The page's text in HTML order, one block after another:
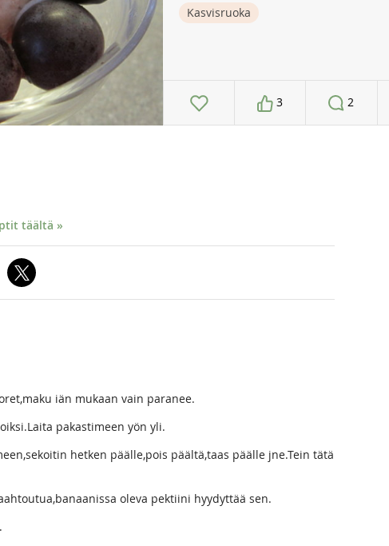
Kasvisruoka
3 2
täältä »
iän mukaan vain paranee.
pakastimeen yön yli.
hetken päälle,pois päältä,taas päälle jne.Tein tätä
oleva pektiini hyydyttää sen.